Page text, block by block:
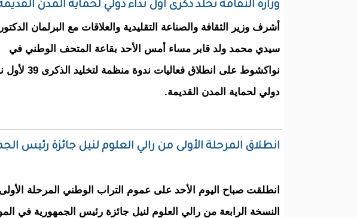
وزارة الثقافة تخلد ذكرى أول نداء دولي لحماية المدن
أشرف وزير الثقافة والصناعة التقليدية والعلاقات مع البرلمان الدكتور
سيدي محمد ولد قابر مساء أمس الأحد بقاعة المتحف الوطني في
نواكشوط على انطلاق فعاليات ندوة منظمة
دولي لحماية المدن القديمة.
انطلاق المرحلة الأولى من رالي العلوم لنيل جائزة رئيس
انطلقت صباح اليوم الأحد على عموم التراب الوطني المرحلة
النسخة الرابعة من رالي العلوم لنيل جائزة رئيس الجمهورية في